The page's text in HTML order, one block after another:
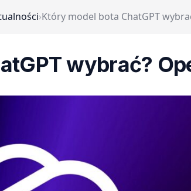
›Który model bota ChatGPT
wybrać?